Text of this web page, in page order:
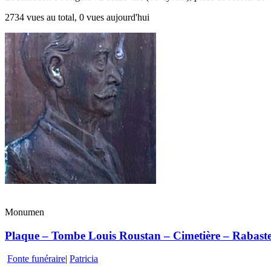
2734 vues au total, 0 vues aujourd'hui
Monumen
Plaque – Tombe Louis Roustan – Cimetière –
Fonte funéraire| Patricia